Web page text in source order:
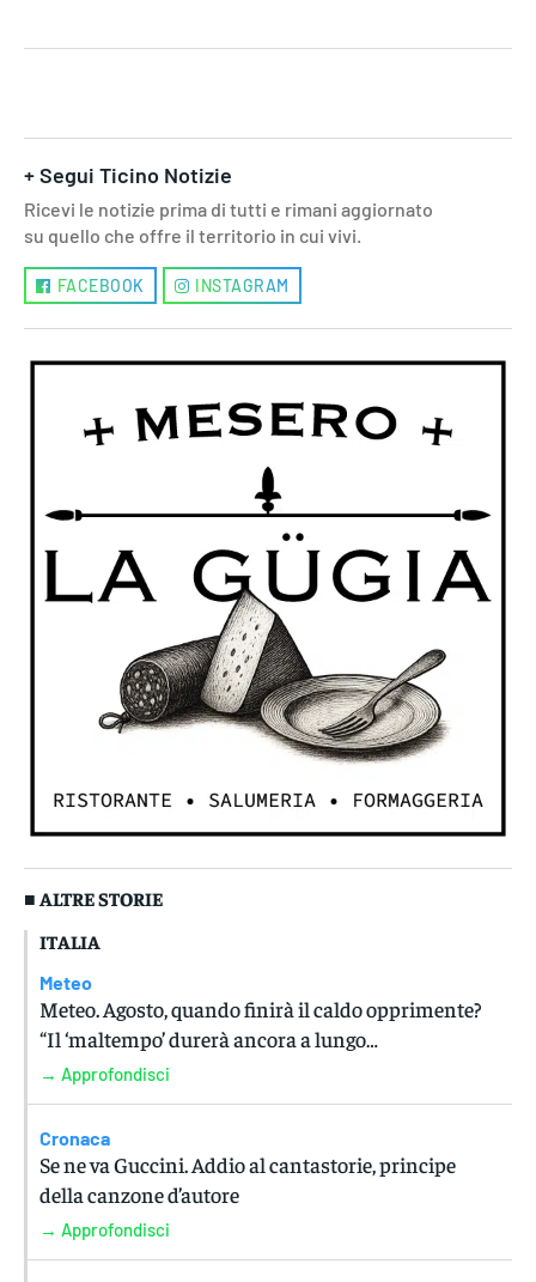
+ Segui Ticino Notizie
Ricevi le notizie prima di tutti e rimani aggiornato
su quello che offre il territorio in cui vivi.
FACEBOOK INSTAGRAM
■ ALTRE STORIE
ITALIA
Meteo
Meteo. Agosto, quando finirà il caldo opprimente?
“Il ‘maltempo’ durerà ancora a lungo…
→ Approfondisci
Cronaca
Se ne va Guccini. Addio al cantastorie, principe
della canzone d’autore
→ Approfondisci